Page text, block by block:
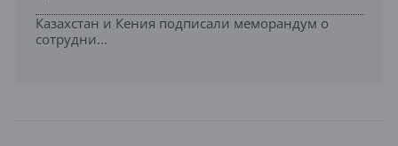
Казахстан и Кения подписали меморандум о
сотрудни...